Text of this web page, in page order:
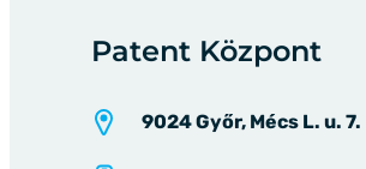
Patent Központ
9024 Győr, Mécs L. u. 7.